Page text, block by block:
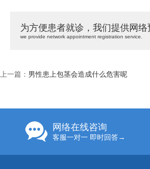
为方便患者就诊，我们提供网络
we provide network appointment registration service.
上一篇： 男性患上包茎会造成什么危害呢
网络在线咨询
客服一对一 即时回答→